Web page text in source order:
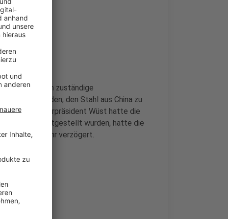
ursprünglich zuständige
entschieden, den Stahl aus China zu
NRW-Ministerpräsident Wüst hatte die
Mängel festgestellt wurden, hatte die
Projekt sehr verzögert.